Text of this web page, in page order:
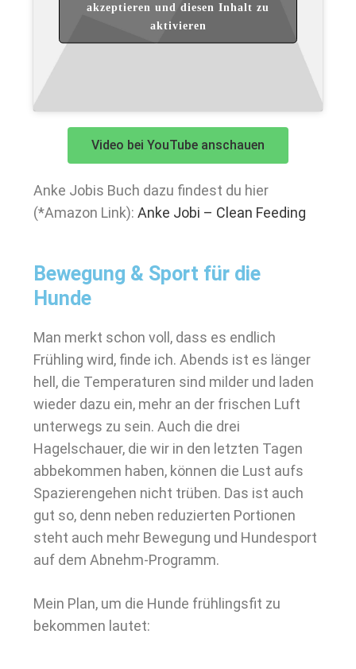
akzeptieren und diesen Inhalt zu
aktivieren
Video bei YouTube anschauen
Anke Jobis Buch dazu findest du hier
(*Amazon Link): Anke Jobi – Clean Feeding
Bewegung & Sport für die
Hunde
Man merkt schon voll, dass es endlich
Frühling wird, finde ich. Abends ist es länger
hell, die Temperaturen sind milder und laden
wieder dazu ein, mehr an der frischen Luft
unterwegs zu sein. Auch die drei
Hagelschauer, die wir in den letzten Tagen
abbekommen haben, können die Lust aufs
Spazierengehen nicht trüben. Das ist auch
gut so, denn neben reduzierten Portionen
steht auch mehr Bewegung und Hundesport
auf dem Abnehm-Programm.
Mein Plan, um die Hunde frühlingsfit zu
bekommen lautet: